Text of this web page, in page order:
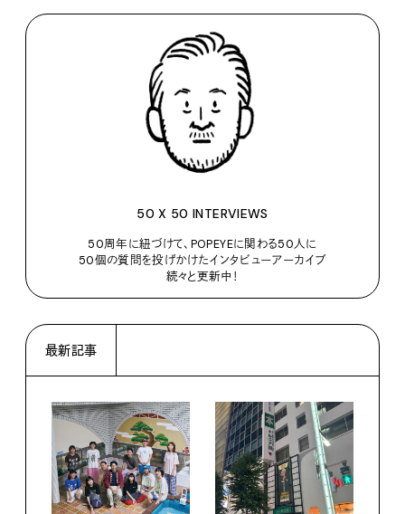
50 X 50 INTERVIEWS
50周年に紐づけて、POPEYEに関わる50人に
50個の質問を投げかけたインタビューアーカイブ
続々と更新中！
最新記事